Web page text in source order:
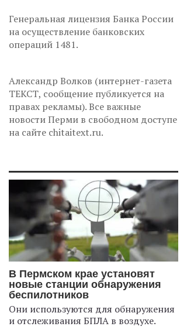
Генеральная лицензия Банка России
на осуществление банковских
операций 1481.
Александр Волков (интернет-газета
ТЕКСТ, сообщение публикуется на
правах рекламы). Все важные
новости Перми в свободном доступе
на сайте chitaitext.ru.
В Пермском крае установят
новые станции обнаружения
беспилотников
Они используются для обнаружения
и отслеживания БПЛА в воздухе.